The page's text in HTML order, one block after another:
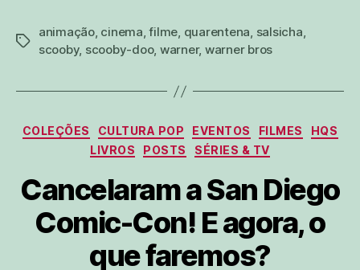
tags
animação, cinema,filme, quarentena, salsicha,
scooby, scooby-doo, warner, warner bros
Categorias
COLEÇÕES CULTURA POP EVENTOS FILMES
HQS
LIVROS
POSTS SÉRIES & TV
Cancelaram a San Diego
Comic-Con! E agora, o
que faremos?